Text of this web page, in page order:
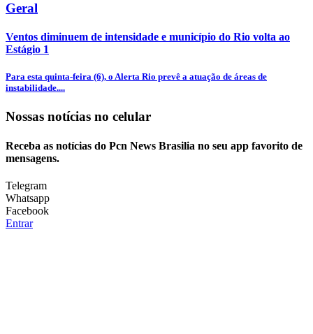
Geral
Ventos diminuem de intensidade e município do Rio volta ao
Estágio 1
Para esta quinta-feira (6), o Alerta Rio prevê a atuação de áreas de
instabilidade....
Nossas notícias no celular
Receba as notícias do Pcn News Brasilia no seu app favorito de
mensagens.
Telegram
Whatsapp
Facebook
Entrar